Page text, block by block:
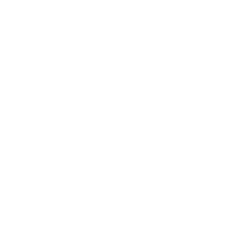
Werbung
personalisierter Werbung